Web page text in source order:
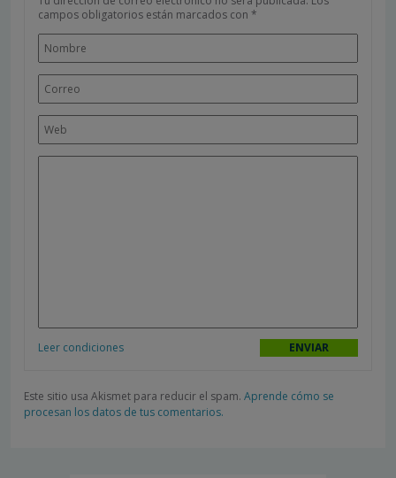
campos obligatorios están marcados con *
Leer condiciones
Este sitio usa Akismet para reducir el spam. Aprende cómo se
procesan los datos de tus comentarios.